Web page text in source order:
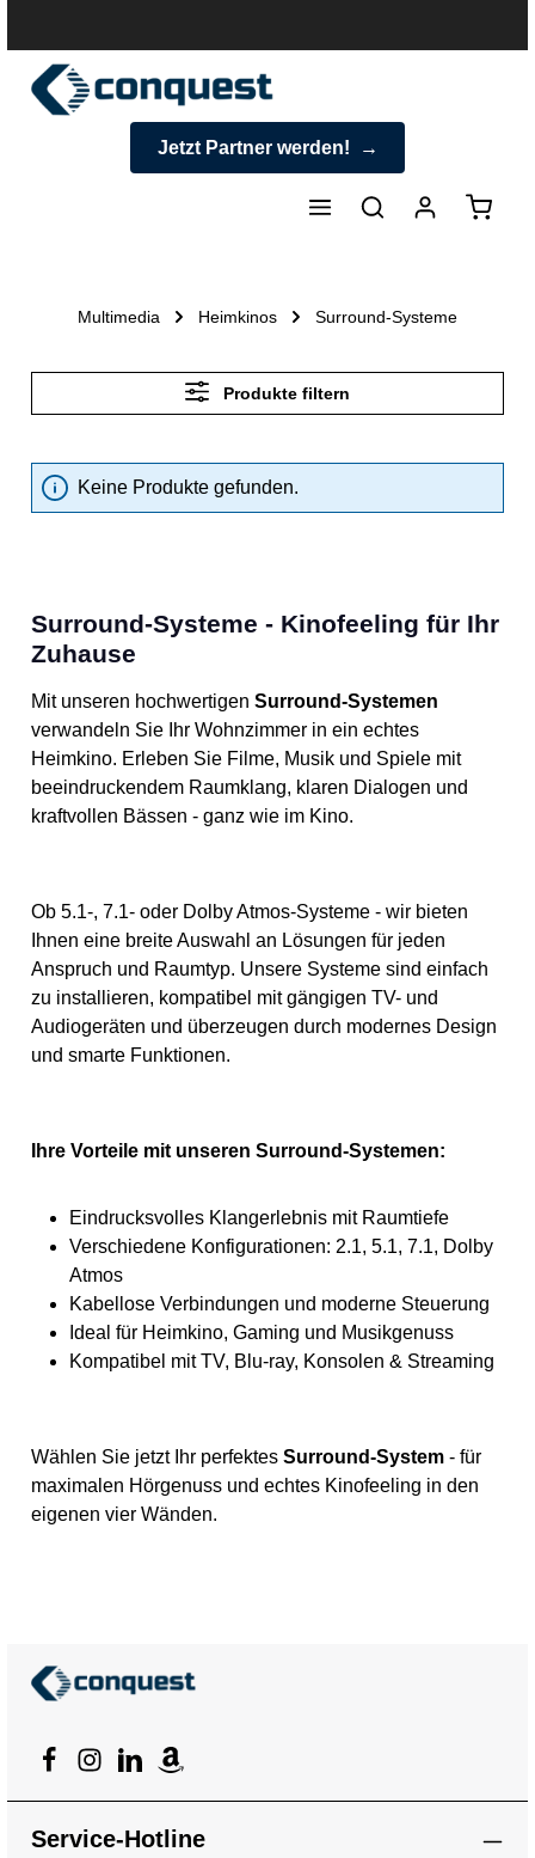
Jetzt Partner werden!
Multimedia Heimkinos Surround-Systeme
Produkte filtern
Keine Produkte gefunden.
Surround-Systeme - Kinofeeling für Ihr
Zuhause
Mit unseren hochwertigen Surround-Systemen
verwandeln Sie Ihr Wohnzimmer in ein echtes
Heimkino. Erleben Sie Filme, Musik und Spiele mit
beeindruckendem Raumklang, klaren Dialogen und
kraftvollen Bässen - ganz wie im Kino.
Ob 5.1-, 7.1- oder Dolby Atmos-Systeme - wir bieten
Ihnen eine breite Auswahl an Lösungen für jeden
Anspruch und Raumtyp. Unsere Systeme sind einfach
zu installieren, kompatibel mit gängigen TV- und
Audiogeräten und überzeugen durch modernes Design
und smarte Funktionen.
Ihre Vorteile mit unseren Surround-Systemen:
Eindrucksvolles Klangerlebnis mit Raumtiefe
Verschiedene Konfigurationen: 2.1, 5.1, 7.1, Dolby
Atmos
Kabellose Verbindungen und moderne Steuerung
Ideal für Heimkino, Gaming und Musikgenuss
Kompatibel mit TV, Blu-ray, Konsolen & Streaming
Wählen Sie jetzt Ihr perfektes Surround-System - für
maximalen Hörgenuss und echtes Kinofeeling in den
eigenen vier Wänden.
Service-Hotline